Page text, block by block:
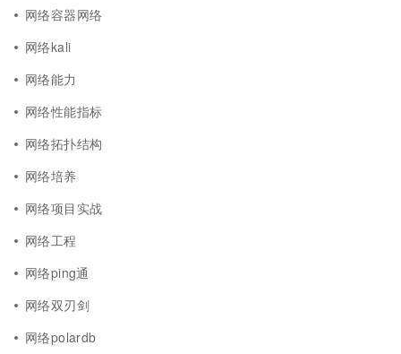
网络容器网络
网络kali
网络能力
网络性能指标
网络拓扑结构
网络培养
网络项目实战
网络工程
网络ping通
网络双刃剑
网络polardb